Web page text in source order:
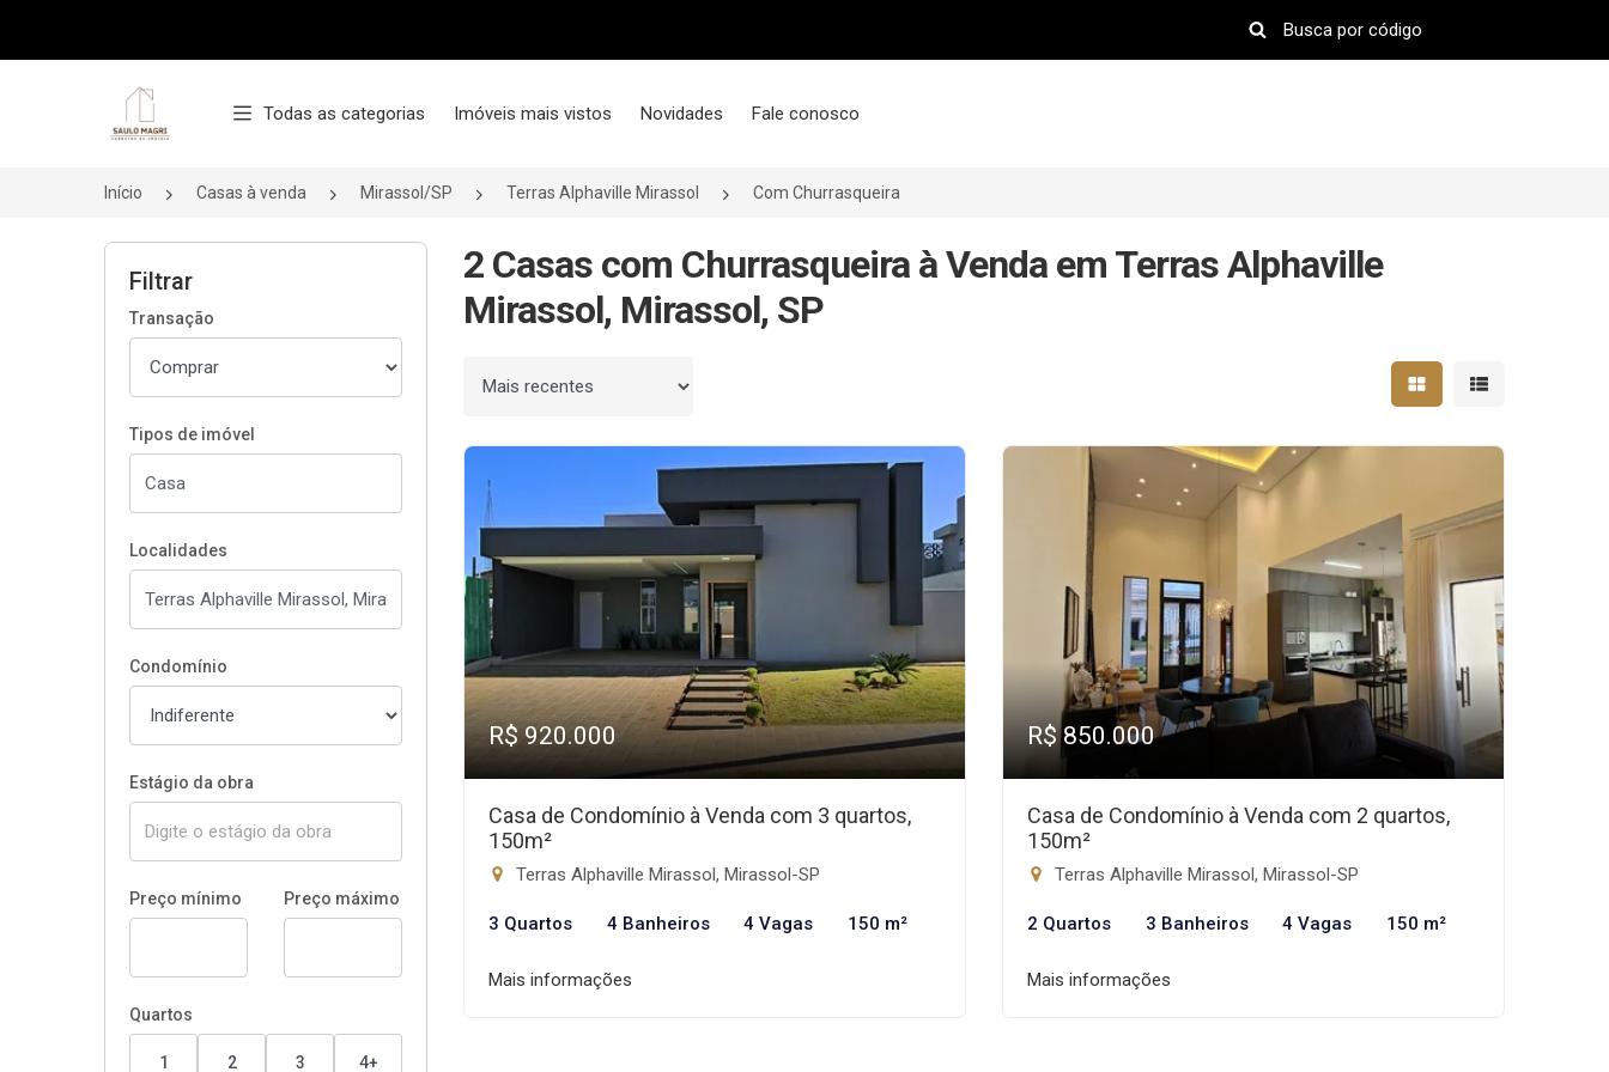
Página inicial
Todas as categorias Imóveis mais vistos Novidades Fale conosco
Início Casas à venda Mirassol/SP Terras Alphaville Mirassol Com Churrasqueira
Filtrar
Transação
Tipos de imóvel
Localidades
Condomínio
Estágio da obra
Preço mínimo Preço máximo
Quartos
1 2 3 4+
2 Casas com Churrasqueira à Venda em Terras Alphaville
Mirassol, Mirassol, SP
Ordenar por Mostrar resultados em
Mostrar
R$ 920.000
Casa de Condomínio à Venda com 3 quartos,
150m²
Terras Alphaville Mirassol, Mirassol-SP
3 Quartos 4 Banheiros 4 Vagas 150 m²
Mais informações
R$ 850.000
Casa de Condomínio à Venda com 2 quartos,
150m²
Terras Alphaville Mirassol, Mirassol-SP
2 Quartos 3 Banheiros 4 Vagas 150 m²
Mais informações